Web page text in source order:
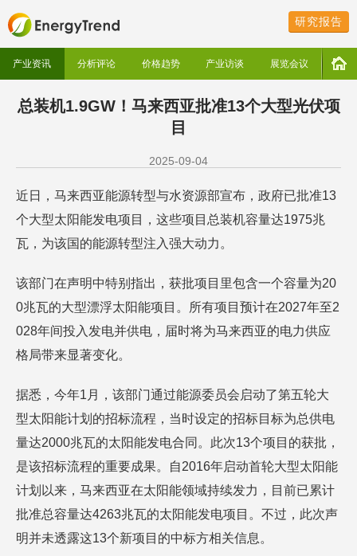
研究报告
产业资讯 分析评论 价格趋势 产业访谈 展览会议
总装机1.9GW！​马来西亚批准13个大型光伏项
目
2025-09-04
近日，马来西亚能源转型与水资源部宣布，政府已批准13
个大型太阳能发电项目，这些项目总装机容量达1975兆
瓦，为该国的能源转型注入强大动力。​
该部门在声明中特别指出，获批项目里包含一个容量为20
0兆瓦的大型漂浮太阳能项目。所有项目预计在2027年至2
028年间投入发电并供电，届时将为马来西亚的电力供应
格局带来显著变化。​
据悉，今年1月，该部门通过能源委员会启动了第五轮大
型太阳能计划的招标流程，当时设定的招标目标为总供电
量达2000兆瓦的太阳能发电合同。此次13个项目的获批，
是该招标流程的重要成果。自2016年启动首轮大型太阳能
计划以来，马来西亚在太阳能领域持续发力，目前已累计
批准总容量达4263兆瓦的太阳能发电项目。不过，此次声
明并未透露这13个新项目的中标方相关信息。​